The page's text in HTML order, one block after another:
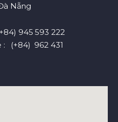
Nẵng
945 593 222
: (+84) 962 431